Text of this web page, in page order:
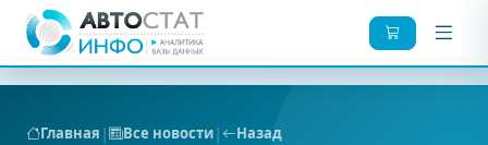
Главная | Все новости| Назад